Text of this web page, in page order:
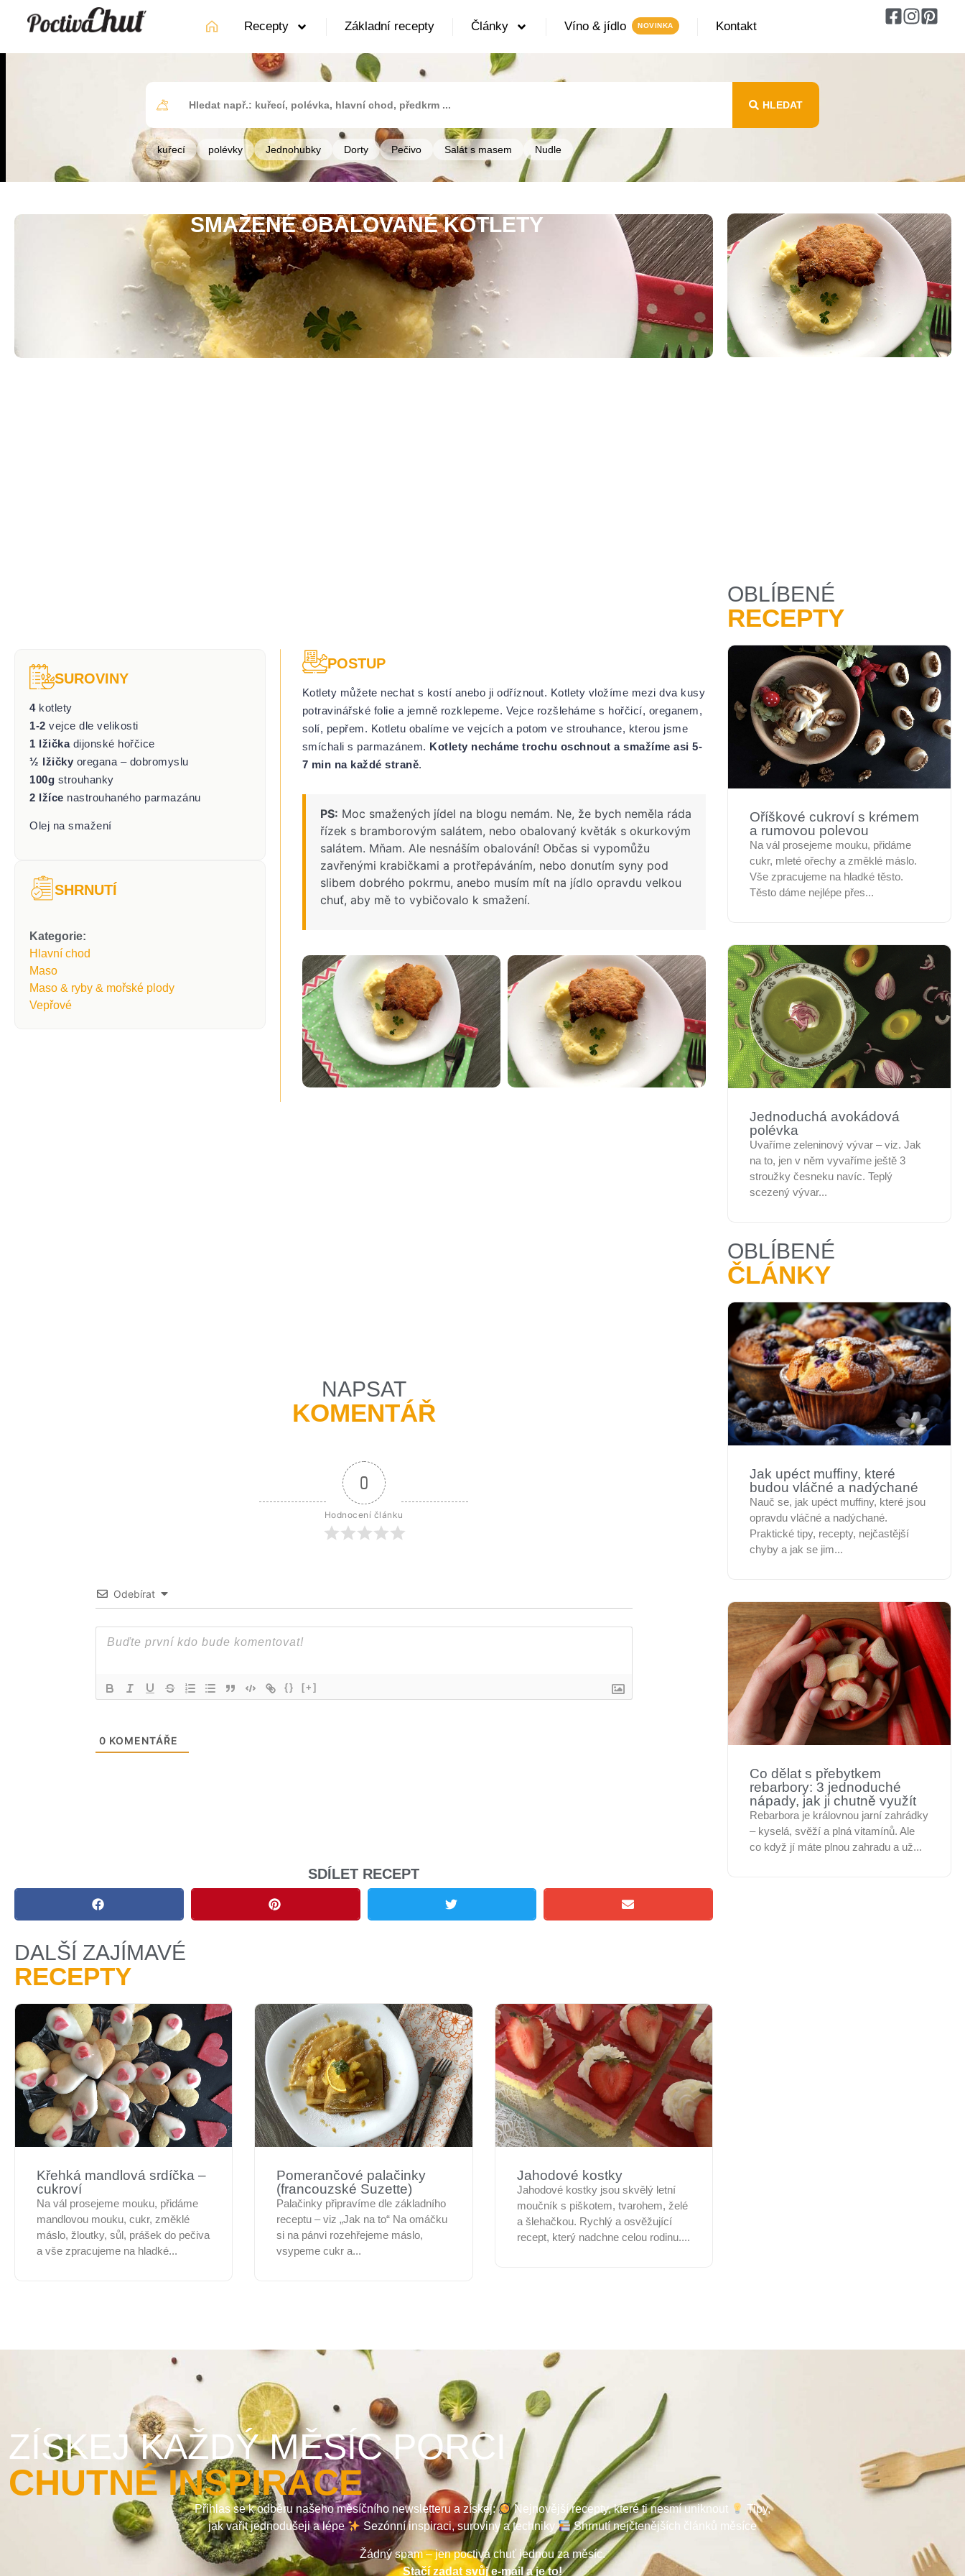
Recepty Základní recepty Články Víno & jídlo Kontakt
HLEDAT
kuřecí polévky Jednohubky Dorty Pečivo Salát s masem Nudle
SMAŽENÉ OBALOVANÉ KOTLETY
SUROVINY
4kotlety
1-2 vejce dle velikosti
1 lžičkadijonské hořčice
½ lžičky oregana – dobromyslu
100g strouhanky
2 lžíce nastrouhaného parmazánu
Olej na smažení
SHRNUTÍ
Kategorie:
Hlavní chod
Maso
Maso & ryby & mořské plody
Vepřové
POSTUP
Kotlety můžete nechat s kostí anebo ji odříznout. Kotlety vložíme mezi dva kusy
potravinářské folie a jemně rozklepeme. Vejce rozšleháme s hořčicí, oreganem,
solí, pepřem. Kotletu obalíme ve vejcích a potom ve strouhance, kterou jsme
smíchali s parmazánem. Kotlety necháme trochu oschnout a smažíme asi 5-
7 min na každé straně.
PS: Moc smažených jídel na blogu nemám. Ne, že bych neměla ráda
řízek s bramborovým salátem, nebo obalovaný květák s okurkovým
salátem. Mňam. Ale nesnáším obalování! Občas si vypomůžu
zavřenými krabičkami a protřepáváním, nebo donutím syny pod
slibem dobrého pokrmu, anebo musím mít na jídlo opravdu velkou
chuť, aby mě to vybičovalo k smažení.
NAPSAT
KOMENTÁŘ
0
Hodnocení článku
Odebírat
{} [+]
0 KOMENTÁŘE
SDÍLET RECEPT
DALŠÍ ZAJÍMAVÉ
RECEPTY
Křehká mandlová srdíčka –
cukroví
Na vál prosejeme mouku, přidáme
mandlovou mouku, cukr, změklé
máslo, žloutky, sůl, prášek do pečiva
a vše zpracujeme na hladké...
Pomerančové palačinky
(francouzské Suzette)
Palačinky připravíme dle základního
receptu – viz „Jak na to“ Na omáčku
si na pánvi rozehřejeme máslo,
vsypeme cukr a...
Jahodové kostky
Jahodové kostky jsou skvělý letní
moučník s piškotem, tvarohem, želé
a šlehačkou. Rychlý a osvěžující
recept, který nadchne celou rodinu....
OBLÍBENÉ
RECEPTY
Oříškové cukroví s krémem
a rumovou polevou
Na vál prosejeme mouku, přidáme
cukr, mleté ořechy a změklé máslo.
Vše zpracujeme na hladké těsto.
Těsto dáme nejlépe přes...
Jednoduchá avokádová
polévka
Uvaříme zeleninový vývar – viz. Jak
na to, jen v něm vyvaříme ještě 3
stroužky česneku navíc. Teplý
scezený vývar...
OBLÍBENÉ
ČLÁNKY
Jak upéct muffiny, které
budou vláčné a nadýchané
Nauč se, jak upéct muffiny, které jsou
opravdu vláčné a nadýchané.
Praktické tipy, recepty, nejčastější
chyby a jak se jim...
Co dělat s přebytkem
rebarbory: 3 jednoduché
nápady, jak ji chutně využít
Rebarbora je královnou jarní zahrádky
– kyselá, svěží a plná vitamínů. Ale
co když jí máte plnou zahradu a už...
ZÍSKEJ KAŽDÝ MĚSÍC PORCI
CHUTNÉ INSPIRACE
Přihlas se k odběru našeho měsíčního newsletteru a získej: Nejnovější recepty, které ti nesmí uniknout
Tipy,
jak vařit jednodušeji a lépe
Sezónní inspiraci, suroviny a techniky Shrnutí nejčtenějších článků měsíce
Žádný spam – jen poctivá chuť jednou za měsíc.
Stačí zadat svůj e-mail a je to!